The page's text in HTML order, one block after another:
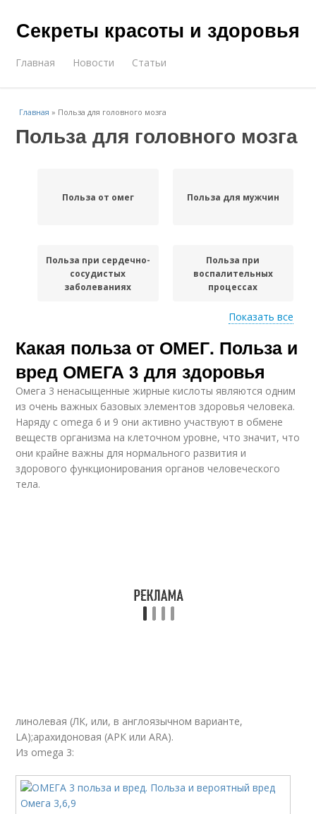
Секреты красоты и здоровья
Главная Новости Статьи
Главная » Польза для головного мозга
Польза для головного мозга
Польза от омег Польза для мужчин
Польза при сердечно-
сосудистых
заболеваниях
Польза при
воспалительных
процессах
Польза при
простатите
Показать все
Какая польза от ОМЕГ. Польза и
вред ОМЕГА 3 для здоровья
Омега 3 ненасыщенные жирные кислоты являются одним
из очень важных базовых элементов здоровья человека.
Наряду с omega 6 и 9 они активно участвуют в обмене
веществ организма на клеточном уровне, что значит, что
они крайне важны для нормального развития и
здорового функционирования органов человеческого
тела.
линолевая (ЛК, или, в англоязычном варианте,
LA);арахидоновая (АРК или ARA).
Из omega 3: